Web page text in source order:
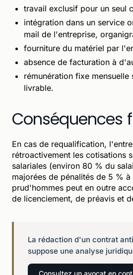
travail exclusif pour un seul
intégration dans un service
mail de l'entreprise,
fourniture du matériel par
absence de facturation à
rémunération fixe mensuelle
livrable.
Conséquences
En cas de requalification,
rétroactivement les cotisations
salariales (environ 80 % du
majorées de pénalités de 5 %
prud'hommes peut en outre
de licenciement, de préavis et
La rédaction d'un contrat
suppose une analyse
Consultez un avocat en